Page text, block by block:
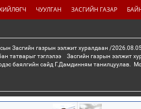
ЧУУЛГАН ЗАСГИЙН ГАЗАР
Засгийн газрын ээлжит хуралдаан /
татварыг тэглэлээ Засгийн газрын ээлжит
баялгийн сайд Г.Дамдинням танилцуулав.